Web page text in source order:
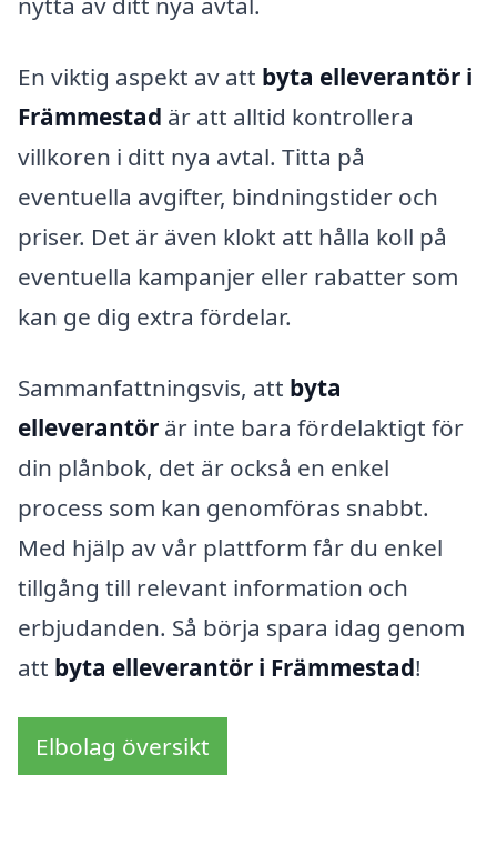
En viktig aspekt av att byta elleverantör i
Främmestad är att alltid kontrollera
villkoren i ditt nya avtal. Titta på
eventuella avgifter, bindningstider och
priser. Det är även klokt att hålla koll på
eventuella kampanjer eller rabatter som
kan ge dig extra fördelar.
Sammanfattningsvis, att byta
elleverantör är inte bara fördelaktigt för
din plånbok, det är också en enkel
process som kan genomföras snabbt.
Med hjälp av vår plattform får du enkel
tillgång till relevant information och
erbjudanden. Så börja spara idag genom
att byta elleverantör i Främmestad!
Elbolag översikt